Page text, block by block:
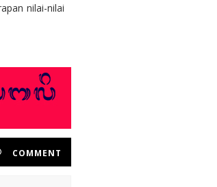
nilai-nilai
COMMENT